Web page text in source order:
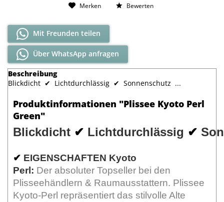
Merken Bewerten
Mit Freunden teilen
Über WhatsApp anfragen
Beschreibung
Blickdicht ✔ Lichtdurchlässig ✔ Sonnenschutz ...
Produktinformationen "Plissee Kyoto Perl
Green"
Blickdicht ✔ Lichtdurchlässig ✔
✔ EIGENSCHAFTEN Kyoto
Perl: Der absoluter Topseller bei den
Plisseehändlern & Raumausstattern. Plissee
Kyoto-Perl repräsentiert das stilvolle Alte